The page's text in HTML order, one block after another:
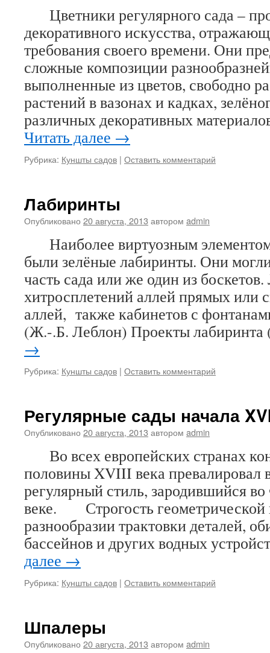
Цветники регулярного сада –
декоративного искусства,
требования своего времени. Они
сложные композиции
выполненные из цветов, свободно
растений в вазонах и кадках,
различных декоративных
Читать далее →
Рубрика: Куншты садов | Оставить комментарий
Лабиринты
Опубликовано 20 августа, 2013 автором admin
Наиболее виртуозным элементом
были зелёные лабиринты. Они
часть сада или же один из
хитросплетений аллей прямых или
аллей, также кабинетов с
(Ж.-.Б. Леблон) Проекты
→
Рубрика: Куншты садов | Оставить комментарий
Регулярные сады начала
Опубликовано 20 августа, 2013 автором admin
Во всех европейских странах
половины XVIII века превалировал
регулярный стиль, зародившийся
веке. Строгость геометрической
разнообразии трактовки деталей,
бассейнов и других водных
далее →
Рубрика: Куншты садов | Оставить комментарий
Шпалеры
Опубликовано 20 августа, 2013 автором admin